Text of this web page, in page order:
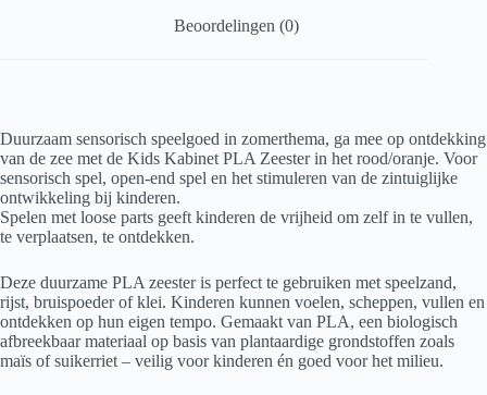
Beoordelingen (0)
Duurzaam sensorisch speelgoed in zomerthema, ga mee op ontdekking
van de zee met de Kids Kabinet PLA Zeester in het rood/oranje. Voor
sensorisch spel, open-end spel en het stimuleren van de zintuiglijke
ontwikkeling bij kinderen.
Spelen met loose parts geeft kinderen de vrijheid om zelf in te vullen,
te verplaatsen, te ontdekken.
Deze duurzame PLA zeester is perfect te gebruiken met speelzand,
rijst, bruispoeder of klei. Kinderen kunnen voelen, scheppen, vullen en
ontdekken op hun eigen tempo. Gemaakt van PLA, een biologisch
afbreekbaar materiaal op basis van plantaardige grondstoffen zoals
maïs of suikerriet – veilig voor kinderen én goed voor het milieu.